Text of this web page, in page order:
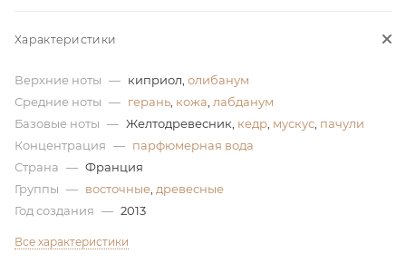
Характеристики
Верхние ноты — киприол, олибанум
Средние ноты — герань кожа лабданум
Базовые ноты — Желтодревесник, кедр мускус пачули
Концентрация — парфюмерная вода
Страна — Франция
Группы — восточные древесные
Год создания — 2013
Все характеристики